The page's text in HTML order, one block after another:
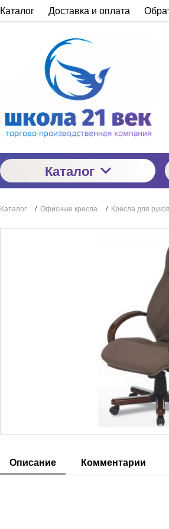
Каталог Доставка и оплата
Каталог
Каталог / Офисные кресла / Кресла для
Описание Комментарии